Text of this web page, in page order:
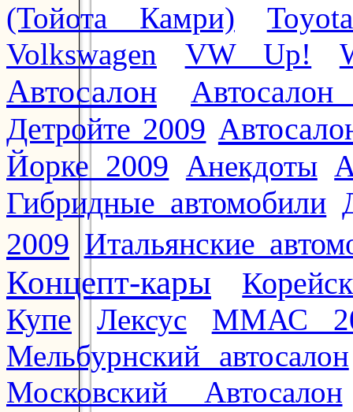
(Тойота Камри)
Volkswagen VW Up!
Автосалон
Детройте 2009
Йорке 2009 Анекдоты
Гибридные автомобили
2009 Итальянские
Концепт-кары
Купе
Лексус ММАС
Мельбурнский автосалон
Московский Автосалон